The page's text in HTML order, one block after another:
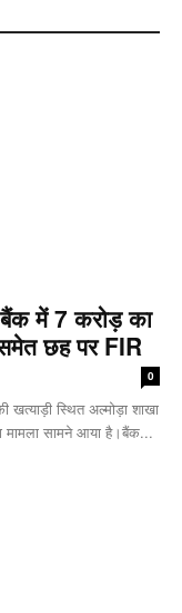
बैंक में 7 करोड़ का
समेत छह पर FIR
0
खत्याड़ी स्थित अल्मोड़ा शाखा
मामला सामने आया है।बैंक...